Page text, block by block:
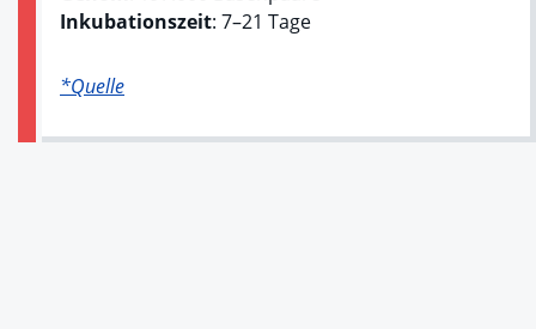
Inkubationszeit: 7–21 Tage
*Quelle